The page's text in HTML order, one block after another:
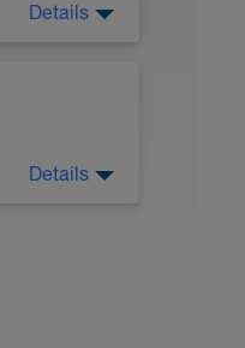
Details
Details